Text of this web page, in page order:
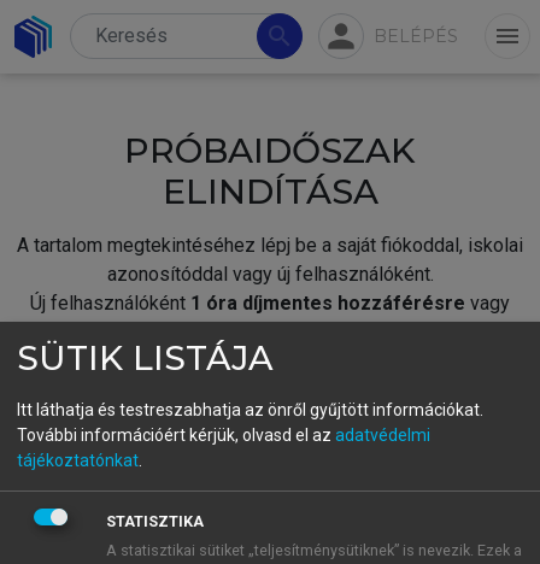
search person BELÉPÉS menu
PRÓBAIDŐSZAK
ELINDÍTÁSA
A tartalom megtekintéséhez lépj be a saját fiókoddal, iskolai
azonosítóddal vagy új felhasználóként.
Új felhasználóként 1 óra díjmentes hozzáférésre vagy
fiókoddal,vagy hozz létre új fiókot.
A regisztráció után apróbaidőszakautomatikusan
BELÉPÉS SAJÁT FIÓKKAL
SÜTIK LISTÁJA
Itt láthatja és testreszabhatja az önről gyűjtött információkat.
További információért kérjük, olvasd el az adatvédelmi
tájékoztatónkat
STATISZTIKA
A statisztikai sütiket „teljesítménysütiknek” is nevezik. Ezek a